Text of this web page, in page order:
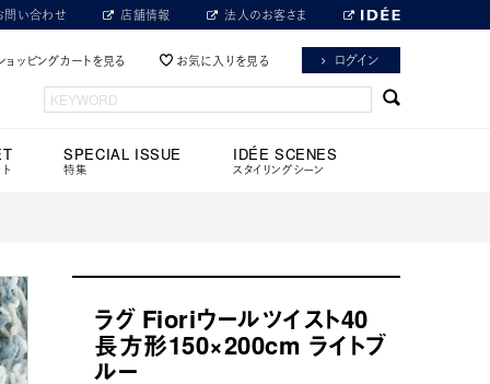
問い合わせ 店舗情報 法人のお客さま
ョッピングカートを見る お気に入りを見る ログイン
SPECIAL ISSUE
特集
IDÉE SCENES
スタイリングシーン
ラグ Fioriウールツイスト40
長方形150×200cm ライトブ
ルー